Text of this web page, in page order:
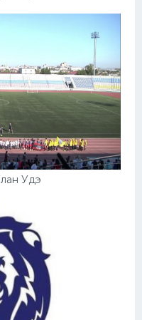
Удэ